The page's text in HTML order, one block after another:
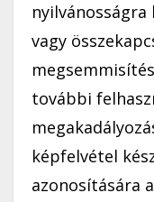
nyilvánosságra
vagy
további
képfelvétel
azonosítására